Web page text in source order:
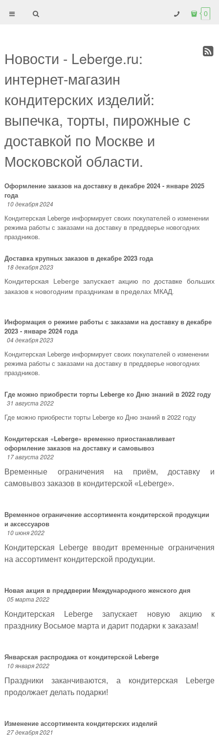
0
Новости - Leberge.ru:
интернет-магазин
кондитерских изделий:
выпечка, торты, пирожные с
доставкой по Москве и
Московской области.
Оформление заказов на доставку в декабре 2024 - январе 2025
года
10 декабря 2024
Кондитерская Leberge информирует своих покупателей о изменении
режима работы с заказами на доставку в преддверье новогодних
праздников.
Доставка крупных заказов в декабре 2023 года
18 декабря 2023
Кондитерская Leberge запускает акцию по доставке больших
заказов к новогодним праздникам в пределах МКАД.
Информация о режиме работы с заказами на доставку в декабре
2023 - январе 2024 года
04 декабря 2023
Кондитерская Leberge информирует своих покупателей о изменении
режима работы с заказами на доставку в преддверье новогодних
праздников.
Где можно приобрести торты Leberge ко Дню знаний в 2022 году
31 августа 2022
Где можно приобрести торты Leberge ко Дню знаний в 2022 году
Кондитерская «Leberge» временно приостанавливает
оформление заказов на доставку и самовывоз
17 августа 2022
Временные ограничения на приём, доставку и
самовывоз заказов в кондитерской «Leberge».
Временное ограничение ассортимента кондитерской продукции
и аксессуаров
10 июня 2022
Кондитерская Leberge вводит временные ограничения
на ассортимент кондитерской продукции.
Новая акция в преддверии Международного женского дня
05 марта 2022
Кондитерская Leberge запускает новую акцию к
празднику Восьмое марта и дарит подарки к заказам!
Январская распродажа от кондитерской Leberge
10 января 2022
Праздники заканчиваются, а кондитерская Leberge
продолжает делать подарки!
Изменение ассортимента кондитерских изделий
27 декабря 2021